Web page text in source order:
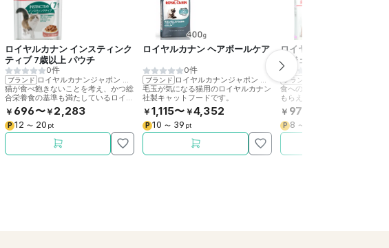
ロイヤルカナン
ロイヤルカナン インスティンク
ティブ 7歳以上 パウチ
0件
ブランド ロイヤルカナンジャポン
ロイヤルカナン
猫が食べ飽きないことを考え、かつ総
合栄養食の基準も満たしているロイヤ
ルカナン社製7歳以上の老猫用ウェッ
トフードです。
￥ 696〜￥ 2,283
P 12 〜 20 pt
ロイヤルカナン ヘアボールケア
0件
ブランド ロイヤルカナンジャポン
ロイヤルカナン
毛玉が気になる猫用のロイヤルカナン
社製キャットフードです。
￥ 1,115〜 ￥4,352
P 10 〜 39 pt
ロイヤルカナン プロテイ
シジェント
ブランド
食へのこだわりが強い猫にも満
もらえるよう配慮したロイヤル
社製キャットフードです。(旧
ヤルカナン エクシジェント42)
￥ 971〜
P 8 〜